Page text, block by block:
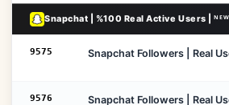
Snapchat | %100 Real Active Users | ᴺᴱᵂ
9575 Snapchat Followers | Real
9576 Snapchat Followers | Real